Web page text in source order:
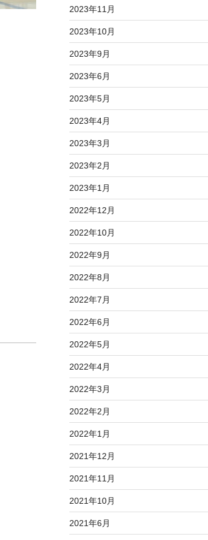
2023年11月
2023年10月
2023年9月
2023年6月
2023年5月
2023年4月
2023年3月
2023年2月
2023年1月
2022年12月
2022年10月
2022年9月
2022年8月
2022年7月
2022年6月
2022年5月
2022年4月
2022年3月
2022年2月
2022年1月
2021年12月
2021年11月
2021年10月
2021年6月